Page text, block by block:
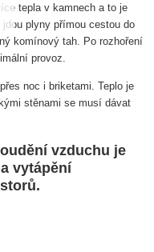
tepla v kamnech a to je
plyny přímou cestou do
komínový tah. Po rozhoření
provoz.
noc i briketami. Teplo je
stěnami se musí dávat
vzduchu je
vytápění